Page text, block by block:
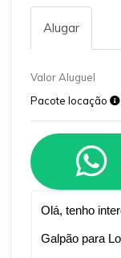
Alugar
Valor Aluguel
Pacote locação